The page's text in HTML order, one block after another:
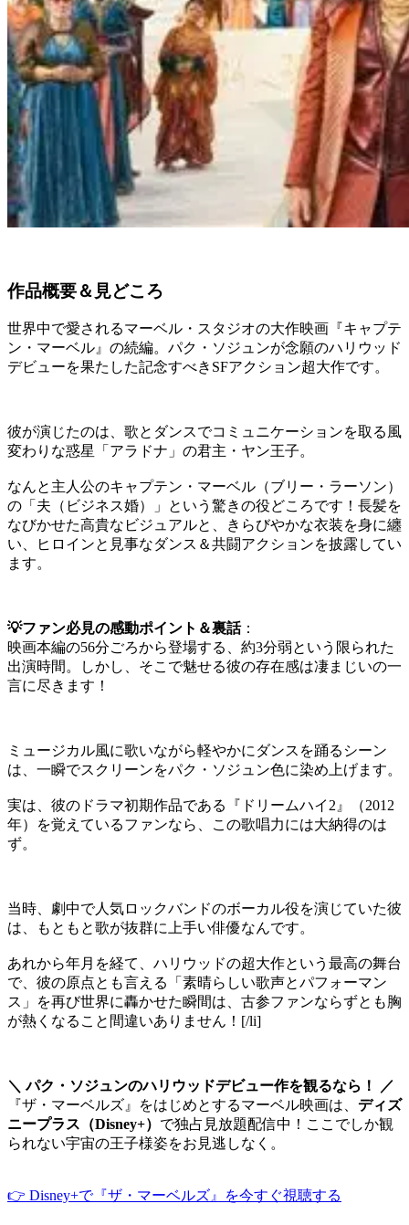
作品概要＆見どころ
世界中で愛されるマーベル・スタジオの大作映画『キャプテ
ン・マーベル』の続編。パク・ソジュンが念願のハリウッド
デビューを果たした記念すべきSFアクション超大作です。
彼が演じたのは、歌とダンスでコミュニケーションを取る風
変わりな惑星「アラドナ」の君主・ヤン王子。
なんと主人公のキャプテン・マーベル（ブリー・ラーソン）
の「夫（ビジネス婚）」という驚きの役どころです！長髪を
なびかせた高貴なビジュアルと、きらびやかな衣装を身に纏
い、ヒロインと見事なダンス＆共闘アクションを披露してい
ます。
💡ファン必見の感動ポイント＆裏話：
映画本編の56分ごろから登場する、約3分弱という限られた
出演時間。しかし、そこで魅せる彼の存在感は凄まじいの一
言に尽きます！
ミュージカル風に歌いながら軽やかにダンスを踊るシーン
は、一瞬でスクリーンをパク・ソジュン色に染め上げます。
実は、彼のドラマ初期作品である『ドリームハイ2』（2012
年）を覚えているファンなら、この歌唱力には大納得のは
ず。
当時、劇中で人気ロックバンドのボーカル役を演じていた彼
は、もともと歌が抜群に上手い俳優なんです。
あれから年月を経て、ハリウッドの超大作という最高の舞台
で、彼の原点とも言える「素晴らしい歌声とパフォーマン
ス」を再び世界に轟かせた瞬間は、古参ファンならずとも胸
が熱くなること間違いありません！[/li]
＼ パク・ソジュンのハリウッドデビュー作を観るなら！ ／
『ザ・マーベルズ』をはじめとするマーベル映画は、 ディズ
ニープラス（Disney+） で独占見放題配信中！ここでしか観
られない宇宙の王子様姿をお見逃しなく。
👉 Disney+で『ザ・マーベルズ』を今すぐ視聴する